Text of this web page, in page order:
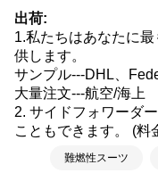
出荷:
1.私たちはあなたに
供します。
サンプル---DHL、
大量注文---航空/海上
2. サイドフォワーダ
こともできます。 (料
難燃性スーツ